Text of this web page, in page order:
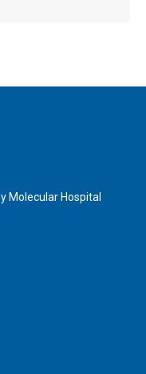
Molecular Hospital